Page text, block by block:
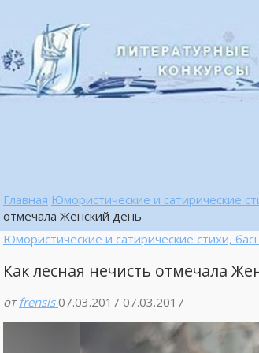
Главная Юмористические и сатирические
отмечала Женский день
Юмористические и сатирические стихи,
Как лесная нечисть отмечала
от frensis 07.03.2017 07.03.2017